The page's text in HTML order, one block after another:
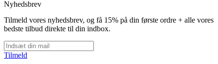
Nyhedsbrev
Tilmeld vores nyhedsbrev, og få 15% på din første ordre + alle vores
bedste tilbud direkte til din indbox.
Tilmeld